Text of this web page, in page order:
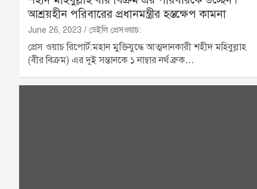
আশ্রয়হীন পরিবারের প্রধানমন্ত্রীর হস্তক্ষেপ কামনা
June 26, 2023 ডেইলি প্রেসওয়াচ:
প্রেস ওয়াচ রিপোর্ট:মহান মুক্তিযুদ্ধে আত্মদানকারী শহীদ মহিবুল্লাহ
(বীর বিক্রম) এর দুই সন্তানকে ১ নাম্বার নর্থ ব্রুক…